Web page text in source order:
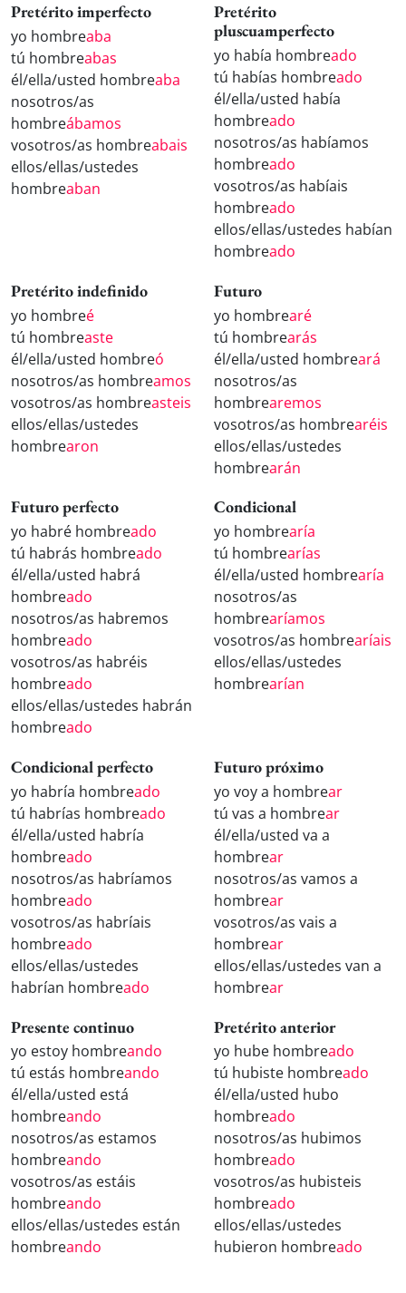
Pretérito imperfecto
yo hombreaba
tú hombreabas
él/ella/usted hombreaba
nosotros/as
hombreábamos
vosotros/as hombreabais
ellos/ellas/ustedes
hombreaban
Pretérito
pluscuamperfecto
yo había hombreado
tú habías hombreado
él/ella/usted había
hombreado
nosotros/as habíamos
hombreado
vosotros/as habíais
hombreado
ellos/ellas/ustedes habían
hombreado
Pretérito indefinido
yo hombreé
tú hombreaste
él/ella/usted hombreó
nosotros/as hombreamos
vosotros/as hombreasteis
ellos/ellas/ustedes
hombrearon
Futuro
yo hombrearé
tú hombrearás
él/ella/usted hombreará
nosotros/as
hombrearemos
vosotros/as hombrearéis
ellos/ellas/ustedes
hombrearán
Futuro perfecto
yo habré hombreado
tú habrás hombreado
él/ella/usted habrá
hombreado
nosotros/as habremos
hombreado
vosotros/as habréis
hombreado
ellos/ellas/ustedes habrán
hombreado
Condicional
yo hombrearía
tú hombrearías
él/ella/usted hombrearía
nosotros/as
hombrearíamos
vosotros/as hombrearíais
ellos/ellas/ustedes
hombrearían
Condicional perfecto
yo habría hombreado
tú habrías hombreado
él/ella/usted habría
hombreado
nosotros/as habríamos
hombreado
vosotros/as habríais
hombreado
ellos/ellas/ustedes
habrían hombreado
Futuro próximo
yo voy a hombrear
tú vas a hombrear
él/ella/usted va a
hombrear
nosotros/as vamos a
hombrear
vosotros/as vais a
hombrear
ellos/ellas/ustedes van a
hombrear
Presente continuo
yo estoy hombreando
tú estás hombreando
él/ella/usted está
hombreando
nosotros/as estamos
hombreando
vosotros/as estáis
hombreando
ellos/ellas/ustedes están
hombreando
Pretérito anterior
yo hube hombreado
tú hubiste hombreado
él/ella/usted hubo
hombreado
nosotros/as hubimos
hombreado
vosotros/as hubisteis
hombreado
ellos/ellas/ustedes
hubieron hombreado